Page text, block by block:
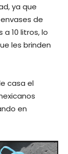
ya que
de
10 litros, lo
les brinden
casa el
en